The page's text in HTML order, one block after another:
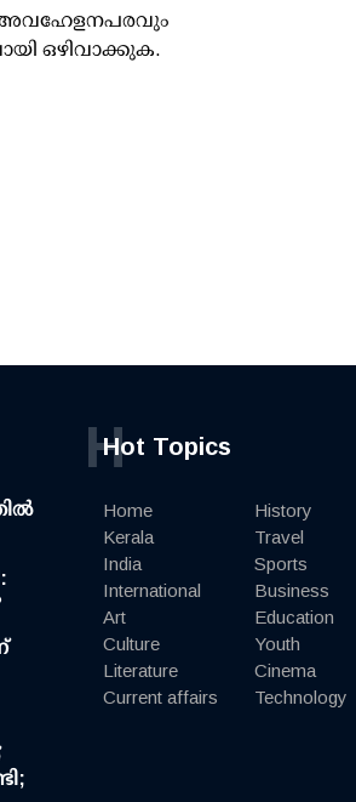
അവഹേളനപരവും
ഒഴിവാക്കുക.
Hot Topics
H
Home
Kerala
India
International
Art
Culture
Literature
Current affairs
History
Travel
Sports
Business
Education
Youth
Cinema
Technology